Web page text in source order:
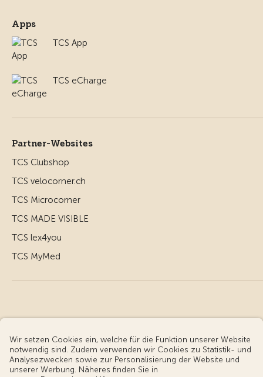
Apps
TCS App
TCS eCharge
Partner-Websites
TCS Clubshop
TCS velocorner.ch
TCS Microcorner
TCS MADE VISIBLE
TCS lex4you
TCS MyMed